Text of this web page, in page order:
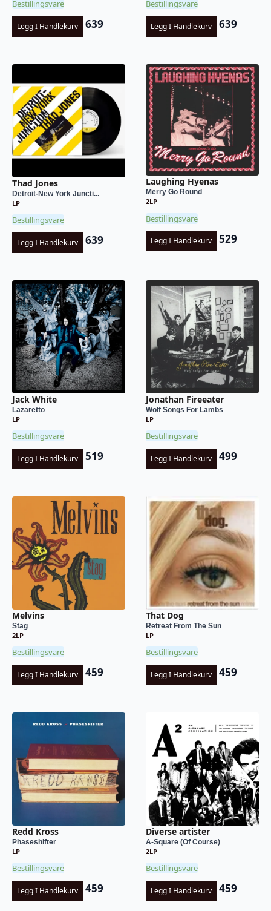
Bestillingsvare
Legg I Handlekurv 639
Bestillingsvare
Legg I Handlekurv 639
Thad Jones
Detroit-New York Juncti...
LP
Bestillingsvare
Legg I Handlekurv 639
Laughing Hyenas
Merry Go Round
2LP
Bestillingsvare
Legg I Handlekurv 529
Jack White
Lazaretto
LP
Bestillingsvare
Legg I Handlekurv 519
Jonathan Fireeater
Wolf Songs For Lambs
LP
Bestillingsvare
Legg I Handlekurv 499
Melvins
Stag
2LP
Bestillingsvare
Legg I Handlekurv 459
That Dog
Retreat From The Sun
LP
Bestillingsvare
Legg I Handlekurv 459
Redd Kross
Phaseshifter
LP
Bestillingsvare
Legg I Handlekurv 459
Diverse artister
A-Square (Of Course)
2LP
Bestillingsvare
Legg I Handlekurv 459